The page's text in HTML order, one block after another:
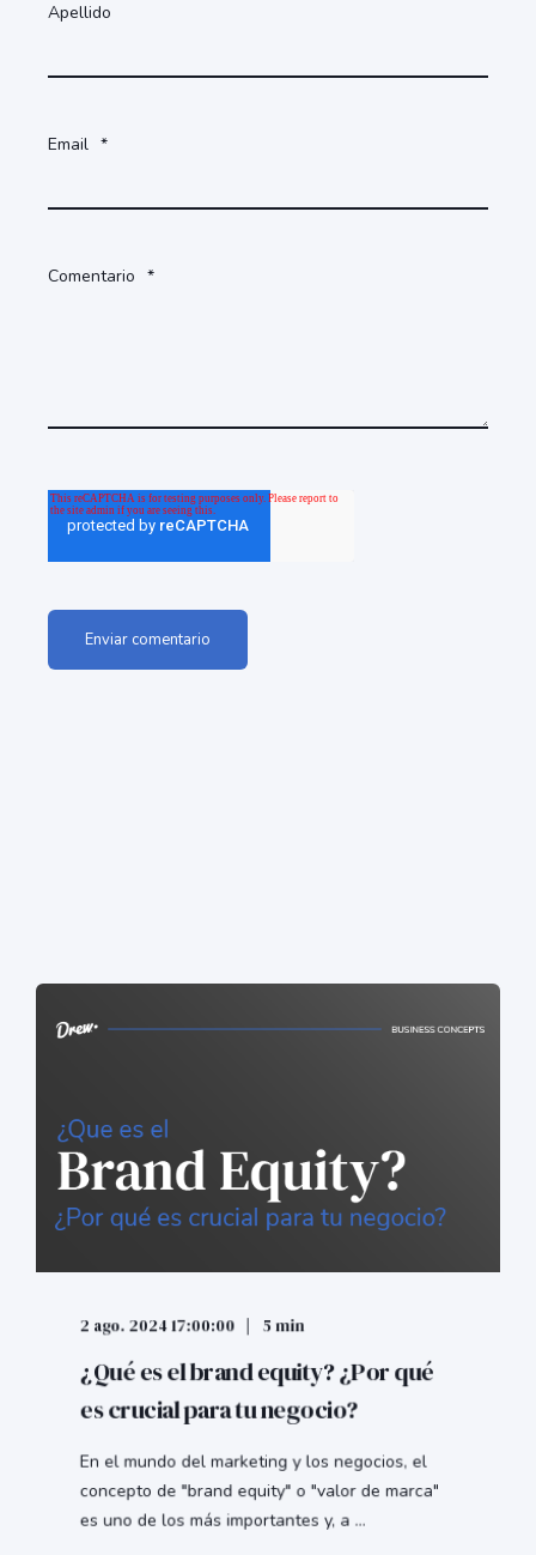
Apellido
Email *
Comentario *
2 ago. 2024 17:00:00 5 min
¿Qué es el brand equity? ¿Por qué
es crucial para tu negocio?
En el mundo del marketing y los negocios, el
concepto de "brand equity" o "valor de marca"
es uno de los más importantes y, a ...